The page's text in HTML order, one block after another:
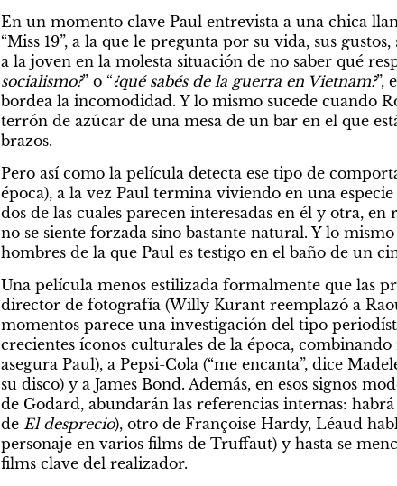
En un momento clave Paul entrevista a una chica
“Miss 19”, a la que le pregunta por su vida, sus
a la joven en la molesta situación de no saber qué
socialismo?” o “¿qué sabés de la guerra en Vietnam?”,
bordea la incomodidad. Y lo mismo sucede cuando
terrón de azúcar de una mesa de un bar en el que
brazos.
Pero así como la película detecta ese tipo de
época), a la vez Paul termina viviendo en una
dos de las cuales parecen interesadas en él y otra,
no se siente forzada sino bastante natural. Y lo
hombres de la que Paul es testigo en el baño de un
Una película menos estilizada formalmente que las
director de fotografía (Willy Kurant reemplazó a
momentos parece una investigación del tipo
crecientes íconos culturales de la época, combinando
asegura Paul), a Pepsi-Cola (“me encanta”, dice
su disco) y a James Bond. Además, en esos signos
de Godard, abundarán las referencias internas:
de El desprecio), otro de Françoise Hardy, Léaud
personaje en varios films de Truffaut) y hasta se
films clave del realizador.